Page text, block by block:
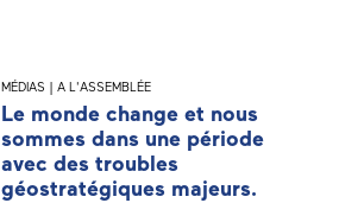
MÉDIAS | A L'ASSEMBLÉE
Le monde change et nous
sommes dans une période
avec des troubles
géostratégiques majeurs.